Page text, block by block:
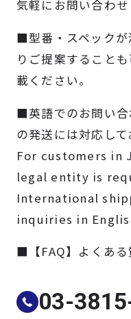
よくある質問
製品検索
取扱メーカー
事例
サポート
会社案内
気軽にお問い合わせ
■型番・スペックが
りご提案すること
載ください。
■英語でのお問い合
の発送には対応して
For customers in
legal entity is
International
inquiries in
■【FAQ】よくある
03-